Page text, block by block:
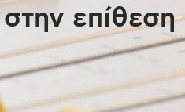
επίθεση
Live